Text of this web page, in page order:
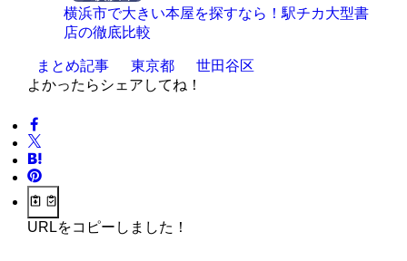
横浜市で大きい本屋を探すなら！駅チカ大型書
店の徹底比較
まとめ記事 東京都
世田谷区
よかったらシェアしてね！
URLをコピーしました！